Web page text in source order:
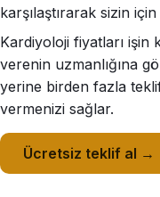
karşılaştırarak sizin
Kardiyoloji fiyatları işin
verenin uzmanlığına
yerine birden fazla
vermenizi sağlar.
Ücretsiz teklif al →